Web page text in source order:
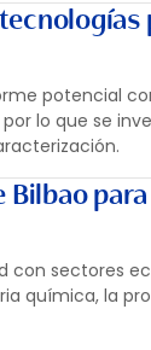
potencial
lo que se
Bilbao
con sectores
química, la